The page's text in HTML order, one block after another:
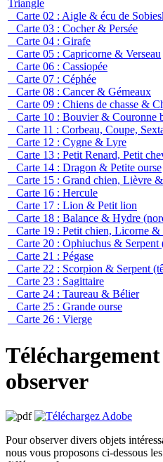
Triangle
Carte 02 : Aigle & écu de
Carte 03 : Cocher & Persée
Carte 04 : Girafe
Carte 05 : Capricorne & Verseau
Carte 06 : Cassiopée
Carte 07 : Céphée
Carte 08 : Cancer & Gémeaux
Carte 09 : Chiens de chasse &
Carte 10 : Bouvier & Couronne
Carte 11 : Corbeau, Coupe,
Carte 12 : Cygne & Lyre
Carte 13 : Petit Renard, Petit
Carte 14 : Dragon & Petite ourse
Carte 15 : Grand chien, Lièvre
Carte 16 : Hercule
Carte 17 : Lion & Petit lion
Carte 18 : Balance & Hydre
Carte 19 : Petit chien, Licorne &
Carte 20 : Ophiuchus & Serpent
Carte 21 : Pégase
Carte 22 : Scorpion & Serpent
Carte 23 : Sagittaire
Carte 24 : Taureau & Bélier
Carte 25 : Grande ourse
Carte 26 : Vierge
observer
Pour observer divers objets
nous vous proposons ci-dessous